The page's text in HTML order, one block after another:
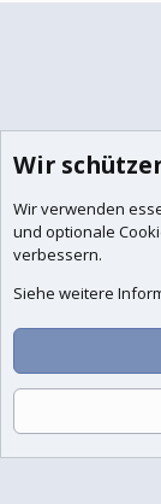
Wir
Wir verwenden
und optionale
verbessern.
Siehe weitere